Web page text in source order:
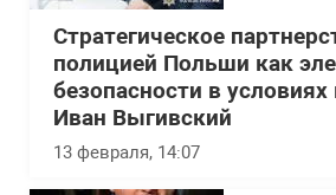
Стратегическое
полицией Польши как
безопасности в
Иван Выгивский
13 февраля, 14:07